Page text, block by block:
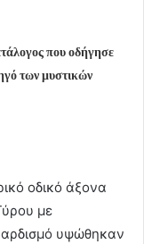
που οδήγησε
των μυστικών
οδικό άξονα
με
υψώθηκαν